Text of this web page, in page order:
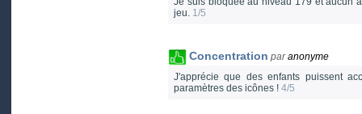
jeu. 1/5
Concentration paranonyme
J'apprécie que des enfants puissent
paramètres des icônes ! 4/5